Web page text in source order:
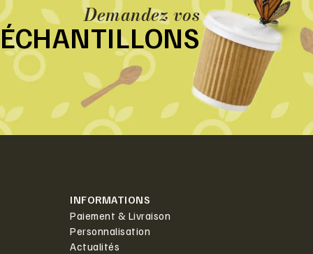
Demandez vos
ÉCHANTILLONS
INFORMATIONS
Paiement & Livraison
Personnalisation
Actualités